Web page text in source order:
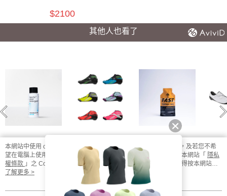
$2100
其他人也看了
專業運動洗衣精(日
曬清新) |
LUMILUME | 隨身
瓶60ml
$80
Jet 195mm 競速直
排輪鞋 Inline Skate
Boots
$12000
UP FAST 能量果
膠-百香蜜桃風味 1
本網站中使用 cookie，欲查詢有關本網站使用 cookie 方式之詳情，及若您不希
望在電腦上使用 cookie 時應如何變更電腦的 cookie 設定，請參閱本網站「 隱私
權條款 」之 Cookie 聲明。您繼續使用本網站即表示您同意本公司得按本網站使
用條款之 Cookie 聲明使用 cookie。
了解更多 >